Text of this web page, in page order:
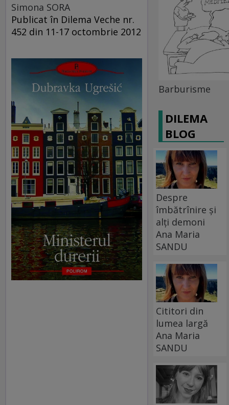
Simona SORA
Publicat în Dilema Veche nr.
452 din 11-17 octombrie 2012
Barburisme
DILEMA
BLOG
Despre
îmbătrînire și
alți demoni
Ana Maria
SANDU
Cititori din
lumea largă
Ana Maria
SANDU